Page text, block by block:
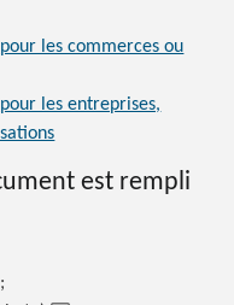
les commerces ou
les entreprises,
est rempli